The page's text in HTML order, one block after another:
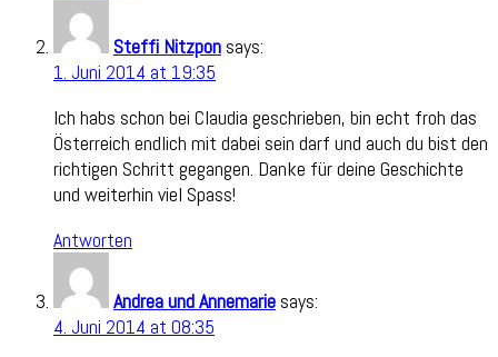
Steffi Nitzpon says:
1. Juni 2014 at 19:35
Ich habs schon bei Claudia geschrieben, bin echt froh das
Österreich endlich mit dabei sein darf und auch du bist den
richtigen Schritt gegangen. Danke für deine Geschichte
und weiterhin viel Spass!
Antworten
Andrea und Annemarie says:
4. Juni 2014 at 08:35